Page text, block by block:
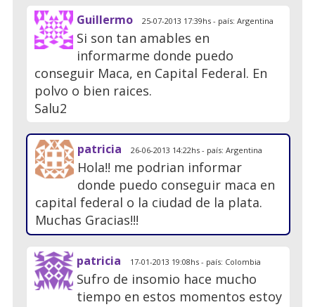
Guillermo 25-07-2013 17:39hs - país: Argentina
Si son tan amables en
informarme donde puedo
conseguir Maca, en Capital Federal. En
polvo o bien raices.
Salu2
patricia 26-06-2013 14:22hs - país: Argentina
Hola!! me podrian informar
donde puedo conseguir maca en
capital federal o la ciudad de la plata.
Muchas Gracias!!!
patricia 17-01-2013 19:08hs - país: Colombia
Sufro de insomio hace mucho
tiempo en estos momentos estoy